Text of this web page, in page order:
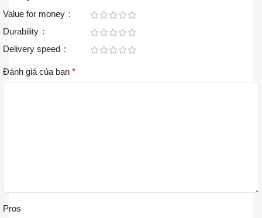
Value for money
Durability
Delivery speed
Đánh giá của bạn *
Pros